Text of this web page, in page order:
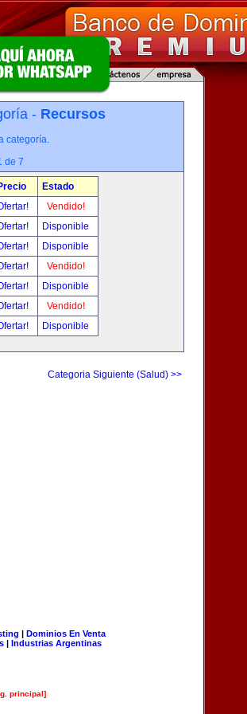
- Recursos
categoría.
de 7
Estado
Vendido!
Disponible
Disponible
Vendido!
Disponible
Vendido!
Disponible
Categoria Siguiente (Salud) >>
| Dominios En Venta
| Industrias Argentinas
principal]